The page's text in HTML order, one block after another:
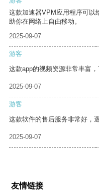
这款加速器VPM应用程序可以
助你在网络上自由移动。
2025-09-07
游客
这款app的视频资源非常丰富
2025-09-07
游客
这款软件的售后服务非常好，
2025-09-07
友情链接